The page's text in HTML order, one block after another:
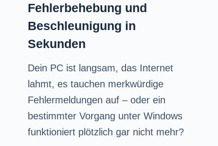
Fehlerbehebung und
Beschleunigung in
Sekunden
Dein PC ist langsam, das Internet
lahmt, es tauchen merkwürdige
Fehlermeldungen auf – oder ein
bestimmter Vorgang unter Windows
funktioniert plötzlich gar nicht mehr?